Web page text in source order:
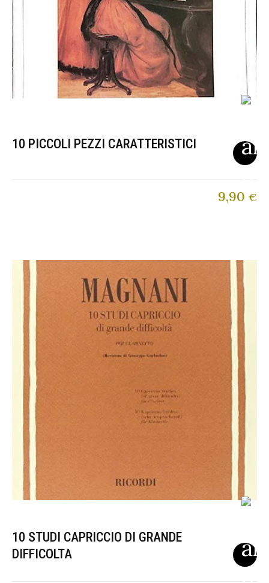
10 PICCOLI PEZZI CARATTERISTICI
9,90 €
10 STUDI CAPRICCIO DI GRANDE
DIFFICOLTA